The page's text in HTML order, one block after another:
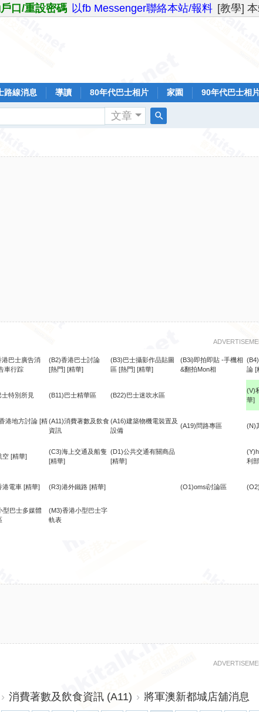
口/重設密碼 以fb Messenger聯絡本站/報料 [教學]
路線消息 導讀 80年代巴士相片 家園 90年代巴士相
文章
港巴士廣告消
車行踪
(B2)香港巴士討論
[熱門] [精華]
(B3)巴士攝影作品貼圖
區 [熱門] [精華]
(B3i)即拍即貼 -手機相
&翻拍Mon相
論 [
特別所見 (B11)巴士精華區 (B22)巴士迷吹水區
(V)
華]
港地方討論 [精(A11)消費著數及飲食
資訊
(A16)建築物機電裝置及
設備
(A19)問路專區 (N)
空 [精華]
(C3)海上交通及船隻
[精華]
(D1)公共交通有關商品
[精華]
利部
港電車 [精華] (R3)港外鐵路 [精華] (O1)omsi討論區
型巴士多媒體
(M3)香港小型巴士字
軌表
› 消費著數及飲食資訊 (A11) › 將軍澳新都城店舖消息